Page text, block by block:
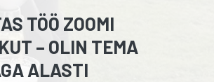
TÖÖ ZOOMI
– OLIN TEMA
ALASTI